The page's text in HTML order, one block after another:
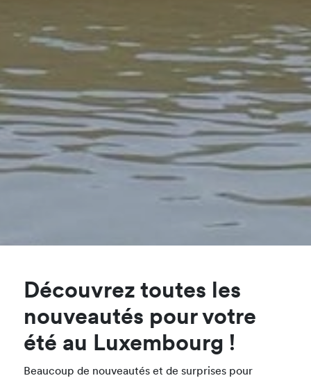
Découvrez toutes les
nouveautés pour votre
été au Luxembourg !
Beaucoup de nouveautés et de surprises pour